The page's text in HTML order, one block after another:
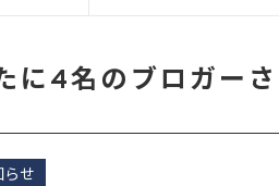
に4名のブロガー
らせ